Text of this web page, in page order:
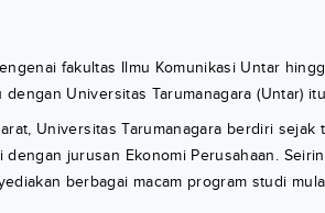
fakultas Ilmu Komunikasi Untar
Universitas Tarumanagara (Untar)
Universitas Tarumanagara berdiri sejak
jurusan Ekonomi Perusahaan.
berbagai macam program studi